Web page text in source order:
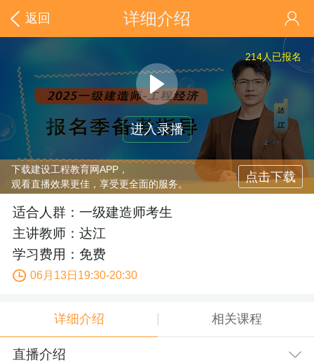
返回 详细介绍
214人已报名
进入录播
下载建设工程教育网APP，
观看直播效果更佳，享受更全面的服务。
点击下载
适合人群：一级建造师考生
主讲教师：达江
学习费用：免费
06月13日19:30-20:30
详细介绍 相关课程
直播介绍